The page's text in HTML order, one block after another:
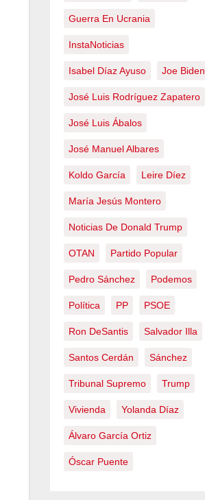
Guerra En Ucrania
InstaNoticias
Isabel Díaz Ayuso Joe Biden
José Luis Rodríguez Zapatero
José Luis Ábalos
José Manuel Albares
Koldo García Leire Díez
María Jesús Montero
Noticias De Donald Trump
OTAN Partido Popular
Pedro Sánchez Podemos
Política PP PSOE
Ron DeSantis Salvador Illa
Santos Cerdán Sánchez
Tribunal Supremo Trump
Vivienda Yolanda Díaz
Álvaro García Ortiz
Óscar Puente